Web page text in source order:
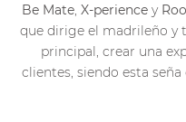
Be Mate, X-perience y
que dirige el madrileño y
principal, crear una
clientes, siendo esta